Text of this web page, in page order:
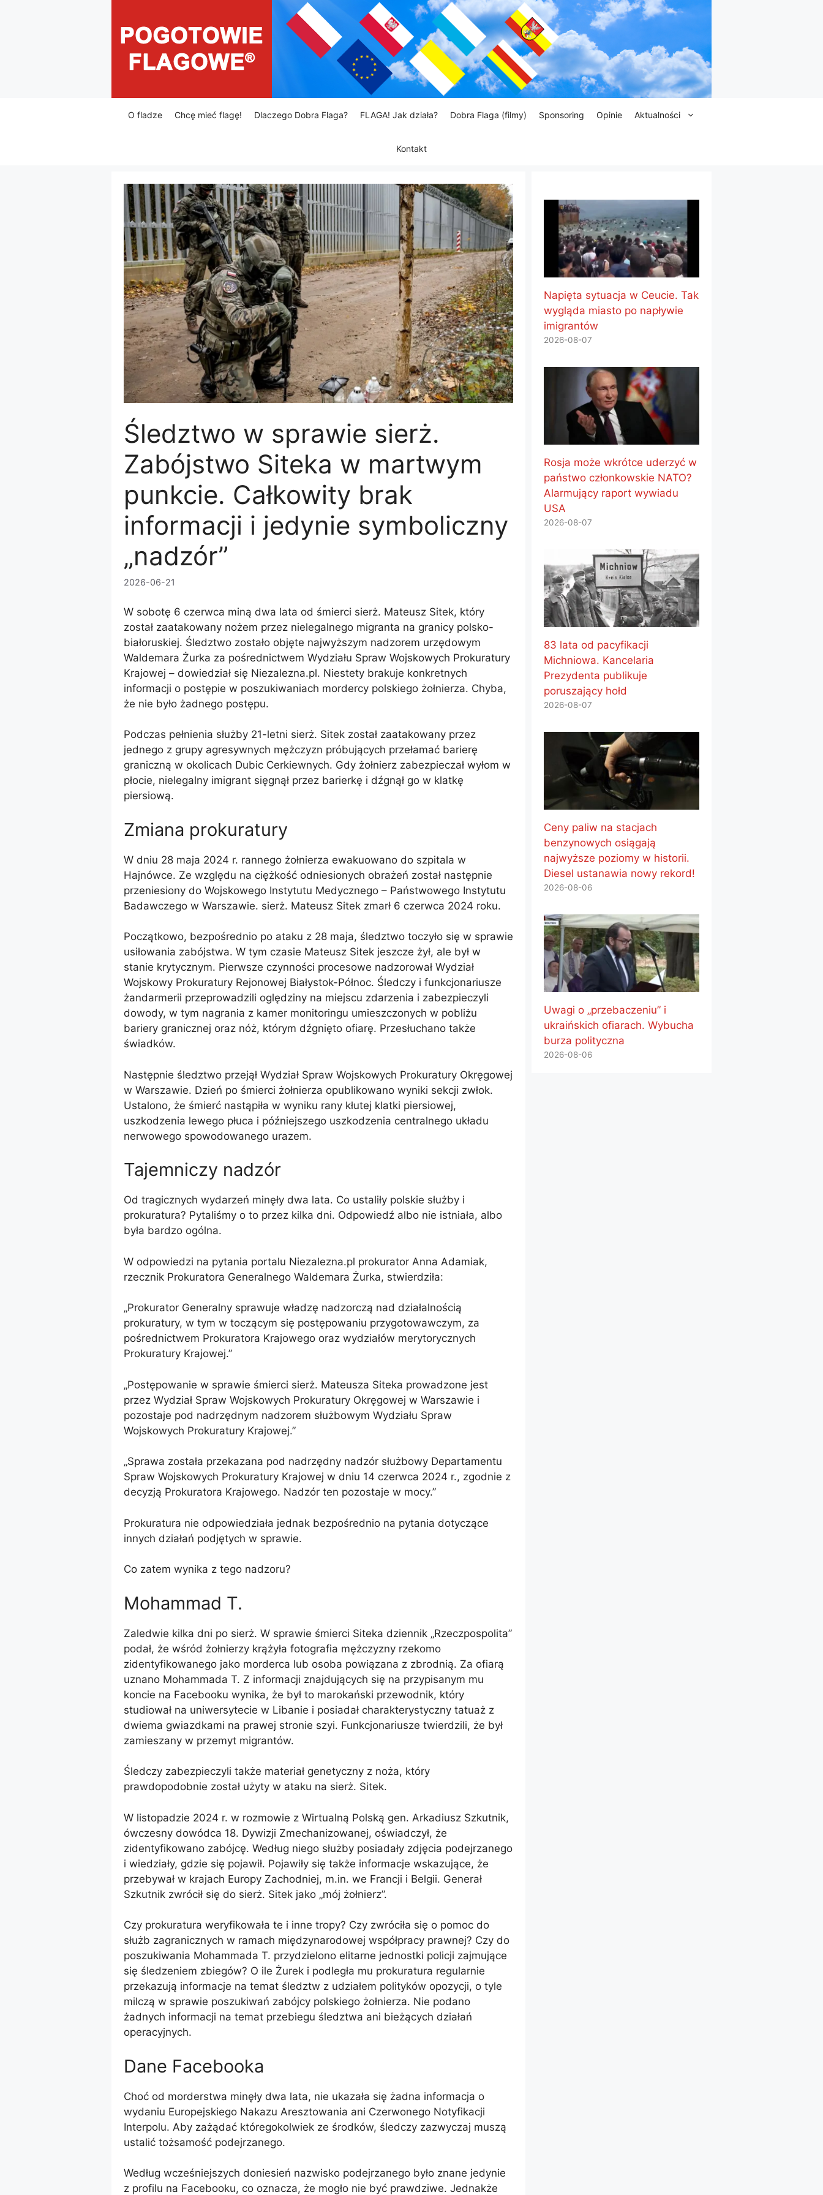
O fladze Chcę mieć flagę! Dlaczego Dobra Flaga? FLAGA! Jak działa? Dobra Flaga (filmy) Sponsoring Opinie Aktualności
Kontakt
Śledztwo w sprawie sierż.
Zabójstwo Siteka w martwym
punkcie. Całkowity brak
informacji i jedynie symboliczny
„nadzór”
2026-06-21
W sobotę 6 czerwca miną dwa lata od śmierci sierż. Mateusz Sitek, który
został zaatakowany nożem przez nielegalnego migranta na granicy polsko-
białoruskiej. Śledztwo zostało objęte najwyższym nadzorem urzędowym
Waldemara Żurka za pośrednictwem Wydziału Spraw Wojskowych Prokuratury
Krajowej – dowiedział się Niezalezna.pl. Niestety brakuje konkretnych
informacji o postępie w poszukiwaniach mordercy polskiego żołnierza. Chyba,
że ​​nie było żadnego postępu.
Podczas pełnienia służby 21-letni sierż. Sitek został zaatakowany przez
jednego z grupy agresywnych mężczyzn próbujących przełamać barierę
graniczną w okolicach Dubic Cerkiewnych. Gdy żołnierz zabezpieczał wyłom w
płocie, nielegalny imigrant sięgnął przez barierkę i dźgnął go w klatkę
piersiową.
Zmiana prokuratury
W dniu 28 maja 2024 r. rannego żołnierza ewakuowano do szpitala w
Hajnówce. Ze względu na ciężkość odniesionych obrażeń został następnie
przeniesiony do Wojskowego Instytutu Medycznego – Państwowego Instytutu
Badawczego w Warszawie. sierż. Mateusz Sitek zmarł 6 czerwca 2024 roku.
Początkowo, bezpośrednio po ataku z 28 maja, śledztwo toczyło się w sprawie
usiłowania zabójstwa. W tym czasie Mateusz Sitek jeszcze żył, ale był w
stanie krytycznym. Pierwsze czynności procesowe nadzorował Wydział
Wojskowy Prokuratury Rejonowej Białystok-Północ. Śledczy i funkcjonariusze
żandarmerii przeprowadzili oględziny na miejscu zdarzenia i zabezpieczyli
dowody, w tym nagrania z kamer monitoringu umieszczonych w pobliżu
bariery granicznej oraz nóż, którym dźgnięto ofiarę. Przesłuchano także
świadków.
Następnie śledztwo przejął Wydział Spraw Wojskowych Prokuratury Okręgowej
w Warszawie. Dzień po śmierci żołnierza opublikowano wyniki sekcji zwłok.
Ustalono, że śmierć nastąpiła w wyniku rany kłutej klatki piersiowej,
uszkodzenia lewego płuca i późniejszego uszkodzenia centralnego układu
nerwowego spowodowanego urazem.
Tajemniczy nadzór
Od tragicznych wydarzeń minęły dwa lata. Co ustaliły polskie służby i
prokuratura? Pytaliśmy o to przez kilka dni. Odpowiedź albo nie istniała, albo
była bardzo ogólna.
W odpowiedzi na pytania portalu Niezalezna.pl prokurator Anna Adamiak,
rzecznik Prokuratora Generalnego Waldemara Żurka, stwierdziła:
„Prokurator Generalny sprawuje władzę nadzorczą nad działalnością
prokuratury, w tym w toczącym się postępowaniu przygotowawczym, za
pośrednictwem Prokuratora Krajowego oraz wydziałów merytorycznych
Prokuratury Krajowej.”
„Postępowanie w sprawie śmierci sierż. Mateusza Siteka prowadzone jest
przez Wydział Spraw Wojskowych Prokuratury Okręgowej w Warszawie i
pozostaje pod nadrzędnym nadzorem służbowym Wydziału Spraw
Wojskowych Prokuratury Krajowej.”
„Sprawa została przekazana pod nadrzędny nadzór służbowy Departamentu
Spraw Wojskowych Prokuratury Krajowej w dniu 14 czerwca 2024 r., zgodnie z
decyzją Prokuratora Krajowego. Nadzór ten pozostaje w mocy.”
Prokuratura nie odpowiedziała jednak bezpośrednio na pytania dotyczące
innych działań podjętych w sprawie.
Co zatem wynika z tego nadzoru?
Mohammad T.
Zaledwie kilka dni po sierż. W sprawie śmierci Siteka dziennik „Rzeczpospolita”
podał, że wśród żołnierzy krążyła fotografia mężczyzny rzekomo
zidentyfikowanego jako morderca lub osoba powiązana z zbrodnią. Za ofiarą
uznano Mohammada T. Z informacji znajdujących się na przypisanym mu
koncie na Facebooku wynika, że ​​był to marokański przewodnik, który
studiował na uniwersytecie w Libanie i posiadał charakterystyczny tatuaż z
dwiema gwiazdkami na prawej stronie szyi. Funkcjonariusze twierdzili, że był
zamieszany w przemyt migrantów.
Śledczy zabezpieczyli także materiał genetyczny z noża, który
prawdopodobnie został użyty w ataku na sierż. Sitek.
W listopadzie 2024 r. w rozmowie z Wirtualną Polską gen. Arkadiusz Szkutnik,
ówczesny dowódca 18. Dywizji Zmechanizowanej, oświadczył, że
zidentyfikowano zabójcę. Według niego służby posiadały zdjęcia podejrzanego
i wiedziały, gdzie się pojawił. Pojawiły się także informacje wskazujące, że
przebywał w krajach Europy Zachodniej, m.in. we Francji i Belgii. Generał
Szkutnik zwrócił się do sierż. Sitek jako „mój żołnierz”.
Czy prokuratura weryfikowała te i inne tropy? Czy zwróciła się o pomoc do
służb zagranicznych w ramach międzynarodowej współpracy prawnej? Czy do
poszukiwania Mohammada T. przydzielono elitarne jednostki policji zajmujące
się śledzeniem zbiegów? O ile Żurek i podległa mu prokuratura regularnie
przekazują informacje na temat śledztw z udziałem polityków opozycji, o tyle
milczą w sprawie poszukiwań zabójcy polskiego żołnierza. Nie podano
żadnych informacji na temat przebiegu śledztwa ani bieżących działań
operacyjnych.
Dane Facebooka
Choć od morderstwa minęły dwa lata, nie ukazała się żadna informacja o
wydaniu Europejskiego Nakazu Aresztowania ani Czerwonego Notyfikacji
Interpolu. Aby zażądać któregokolwiek ze środków, śledczy zazwyczaj muszą
ustalić tożsamość podejrzanego.
Według wcześniejszych doniesień nazwisko podejrzanego było znane jedynie
z profilu na Facebooku, co oznacza, że ​​mogło nie być prawdziwe. Jednakże
Napięta sytuacja w Ceucie. Tak
wygląda miasto po napływie
imigrantów
2026-08-07
Rosja może wkrótce uderzyć w
państwo członkowskie NATO?
Alarmujący raport wywiadu
USA
2026-08-07
83 lata od pacyfikacji
Michniowa. Kancelaria
Prezydenta publikuje
poruszający hołd
2026-08-07
Ceny paliw na stacjach
benzynowych osiągają
najwyższe poziomy w historii.
Diesel ustanawia nowy rekord!
2026-08-06
Uwagi o „przebaczeniu” i
ukraińskich ofiarach. Wybucha
burza polityczna
2026-08-06